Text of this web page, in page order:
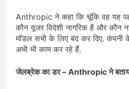
Anthropic ने कहा कि चूंकि वह यह
कौन यूजर विदेशी नागरिक है और कौन
मॉडल सभी के लिए बंद कर दिए. कंपनी
अभी भी काम कर रहे हैं.
जेलब्रेक का डर – Anthropic ने